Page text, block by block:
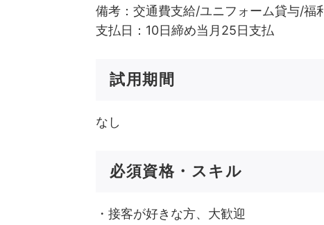
備考：交通費支給/ユニフォーム貸与/福
支払日：10日締め当月25日支払
試用期間
なし
必須資格・スキル
・接客が好きな方、大歓迎